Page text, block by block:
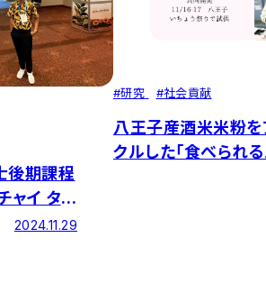
後期課程
ャイ タサ
2024.11.29
#研究 #社会貢献
八王子産酒米米粉を
クルした「食べられる
を理工学部の丸田